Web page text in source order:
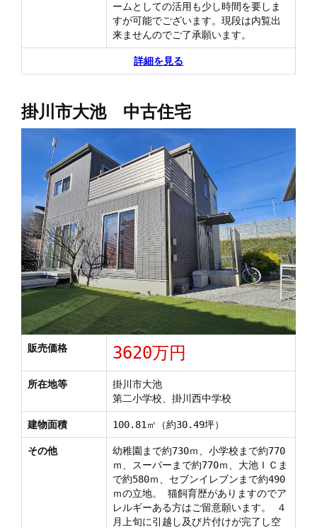
ームとしての活用も少し時間を要しま
すが可能でございます。現段は内覧出
来ませんのでご了承願います。
詳細を見る
掛川市大池 中古住宅
販売価格 3620万円
所在地等
掛川市大池
第二小学校、掛川西中学校
建物面積 100.81㎡（約30.49坪）
その他
幼稚園まで約730ｍ、小学校まで約770
ｍ、スーパーまで約770ｍ、大池ＩＣま
で約580ｍ、セブンイレブンまで約490
ｍの立地。 猫飼育歴がありますのでア
レルギーある方はご留意願います。 ４
月上旬に引越し及び片付けが完了し空